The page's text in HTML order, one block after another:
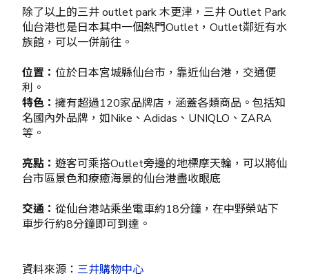
除了以上的三井 outlet park 木更津，三井 Outlet Park
仙台港也是日本其中一個熱門Outlet，Outlet鄰近有水
族館，可以一併前往。
位置： 位於日本宮城縣仙台市，靠近仙台港，交通便
利。
特色： 擁有超過120家品牌店，涵蓋各類商品。包括知
名國內外品牌，如Nike、Adidas、UNIQLO、ZARA
等。
亮點： 遊客可乘搭Outlet旁邊的地標摩天輪，可以將仙
台市區景色和療癒海景的仙台港盡收眼底
交通： 從仙台港站乘坐電車約18分鐘，在中野榮站下
車步行約8分鐘即可到達。
資料來源： 三井購物中心